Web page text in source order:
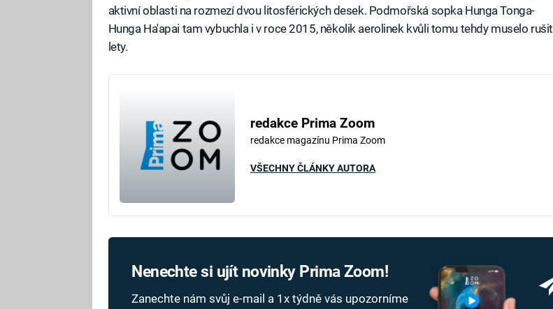
aktivní oblasti na rozmezí dvou litosférických desek. Podmořská sopka Hunga Tonga-
Hunga Ha'apai tam vybuchla i v roce 2015, několik aerolinek kvůli tomu tehdy muselo rušit
lety.
redakce Prima Zoom
redakce magazínu Prima Zoom
VŠECHNY ČLÁNKY AUTORA
Nenechte si ujít novinky Prima Zoom!
Zanechte nám svůj e-mail a 1x týdně vás upozorníme